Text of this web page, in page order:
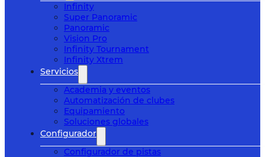
Infinity
Super Panoramic
Panoramic
Vision Pro
Infinity Tournament
Infinity Xtrem
Servicios
Academia y eventos
Automatización de clubes
Equipamiento
Soluciones globales
Configurador
Configurador de pistas